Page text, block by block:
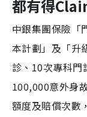
都有得
中銀集團保險「
本計劃」及「升
診、10次專科門
100,000意外身
額度及賠償次數